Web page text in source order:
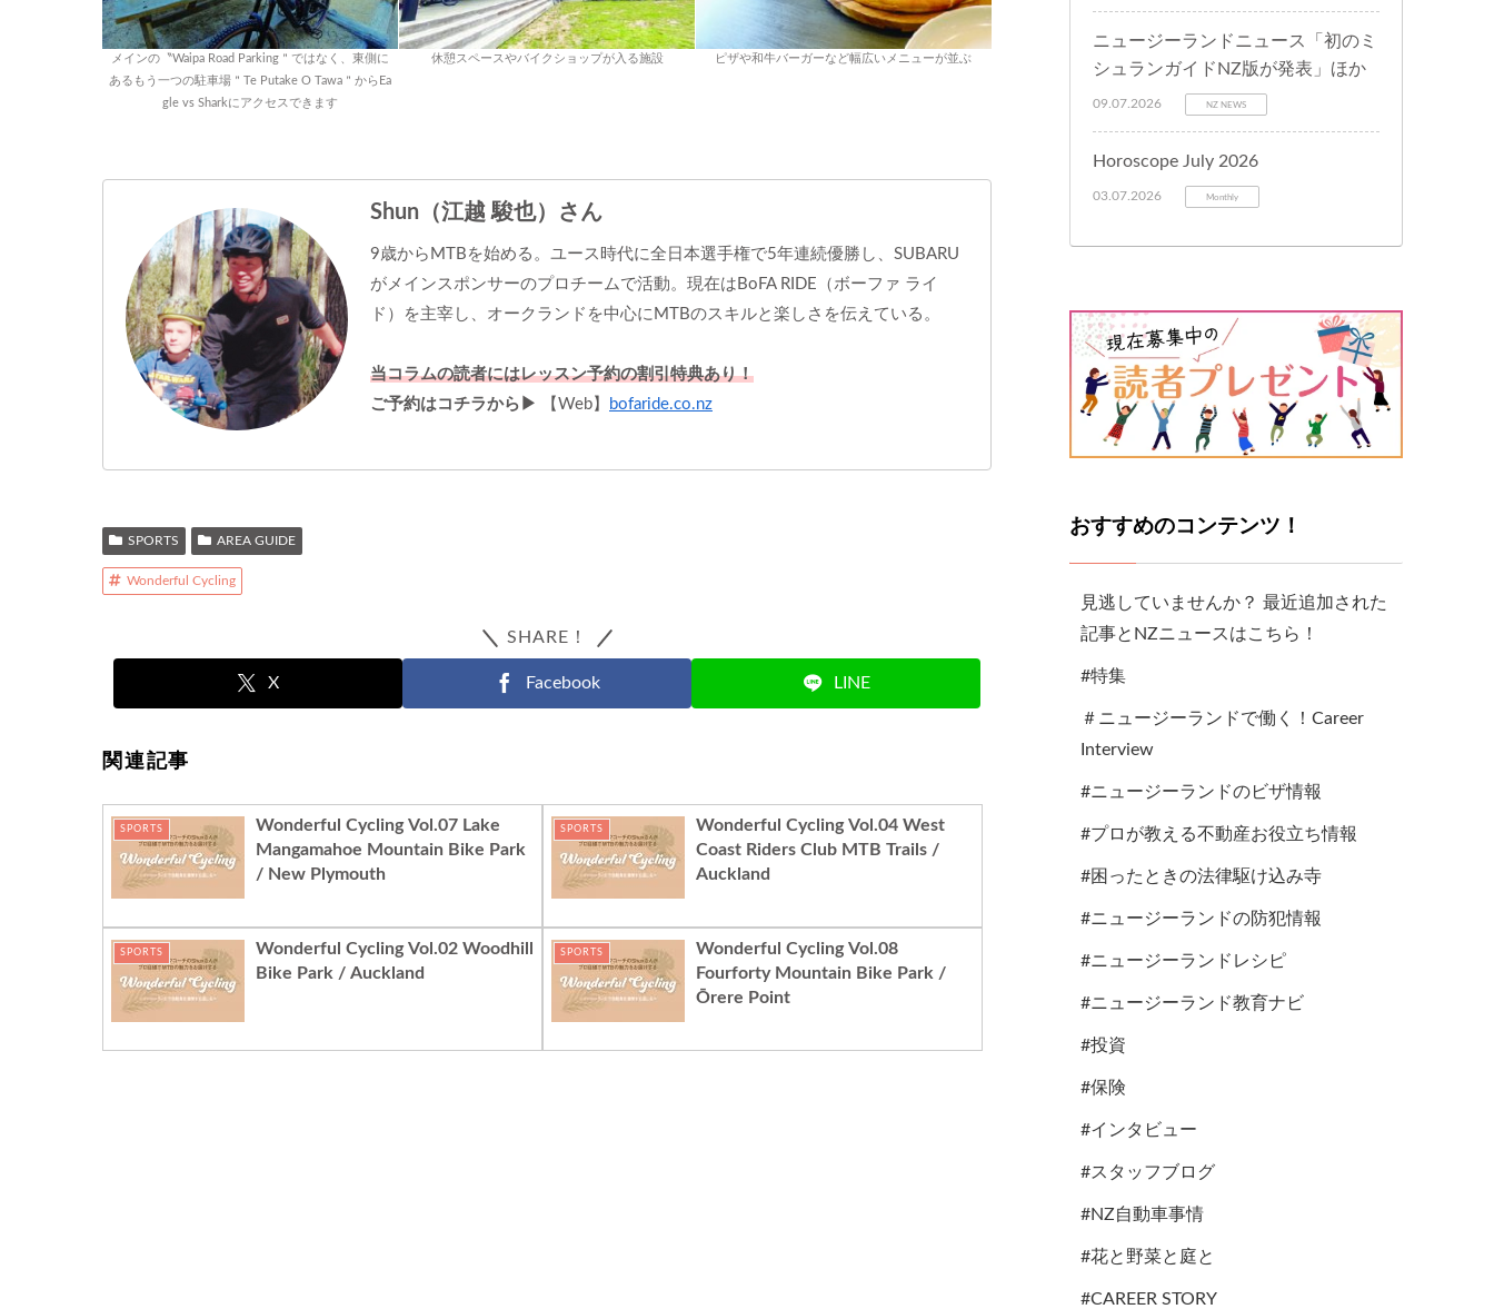
メインの〝Waipa Road Parking＂ではなく、東側に
あるもう一つの駐車場＂Te Putake O Tawa＂からEa
gle vs Sharkにアクセスできます
休憩スペースやバイクショップが入る施設 ピザや和牛バーガーなど幅広いメニューが並ぶ
Shun（江越 駿也）さん
9歳からMTBを始める。ユース時代に全日本選手権で5年連続優勝し、SUBARU
がメインスポンサーのプロチームで活動。現在はBoFA RIDE（ボーファ ライ
ド）を主宰し、オークランドを中心にMTBのスキルと楽しさを伝えている。
当コラムの読者にはレッスン予約の割引特典あり！
ご予約はコチラから▶
【Web】 bofaride.co.nz
SPORTS AREA GUIDE
Wonderful Cycling
SHARE！
X Facebook LINE
関連記事
SPORTS
Wonderful Cycling Vol.07 Lake
Mangamahoe Mountain Bike Park
/ New Plymouth
SPORTS
Wonderful Cycling Vol.04 West
Coast Riders Club MTB Trails /
Auckland
SPORTS
Wonderful Cycling Vol.02 Woodhill
Bike Park / Auckland
SPORTS
Wonderful Cycling Vol.08
Fourforty Mountain Bike Park /
Ōrere Point
ニュージーランドニュース「初のミ
シュランガイドNZ版が発表」ほか
09.07.2026 NZ NEWS
Horoscope July 2026
03.07.2026 Monthly
おすすめのコンテンツ！
見逃していませんか？ 最近追加された
記事とNZニュースはこちら！
#特集
＃ニュージーランドで働く！Career
Interview
#ニュージーランドのビザ情報
#プロが教える不動産お役立ち情報
#困ったときの法律駆け込み寺
#ニュージーランドの防犯情報
#ニュージーランドレシピ
#ニュージーランド教育ナビ
#投資
#保険
#インタビュー
#スタッフブログ
#NZ自動車事情
#花と野菜と庭と
#CAREER STORY